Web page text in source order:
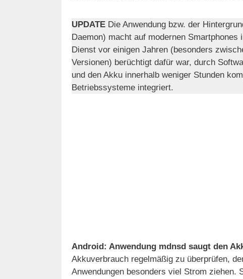
UPDATE Die Anwendung bzw. der
Daemon) macht auf modernen Smartphones
Dienst vor einigen Jahren (besonders
Versionen) berüchtigt dafür war, durch
und den Akku innerhalb weniger Stunden
Betriebssysteme integriert.
Android: Anwendung mdnsd saugt den
Akkuverbrauch regelmäßig zu überprüfen,
Anwendungen besonders viel Strom ziehen.